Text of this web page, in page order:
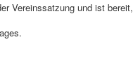
Vereinssatzung und ist bereit,